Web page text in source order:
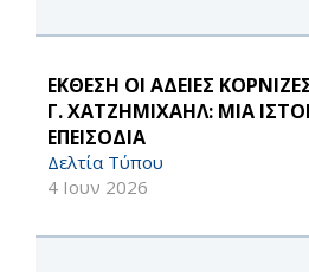
ΕΚΘΕΣΗ ΟΙ ΑΔΕΙΕΣ
Γ. ΧΑΤΖΗΜΙΧΑΗΛ: ΜΙΑ
ΕΠΕΙΣΟΔΙΑ
Δελτία Τύπου
4 Ιουν 2026